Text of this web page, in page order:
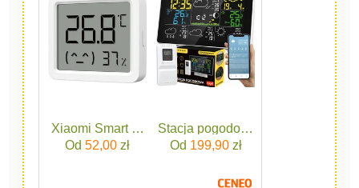
Xiaomi Smart Temperature and Humidity Monitor 3
Od52,00 zł
Stacja pogodowa pogody
Od 199,90zł